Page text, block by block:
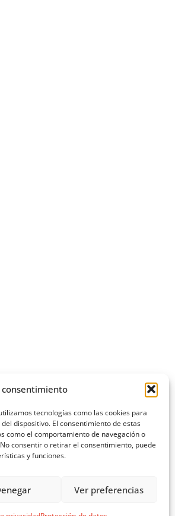
tecnologías como las cookies para
dispositivo. El consentimiento de estas
como el comportamiento de navegación o
consentir o retirar el consentimiento, puede
y funciones.
Ver preferencias